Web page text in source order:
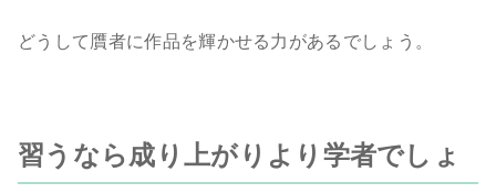
どうして贋者に作品を輝かせる力があるでしょう。
習うなら成り上がりより学者でしょ